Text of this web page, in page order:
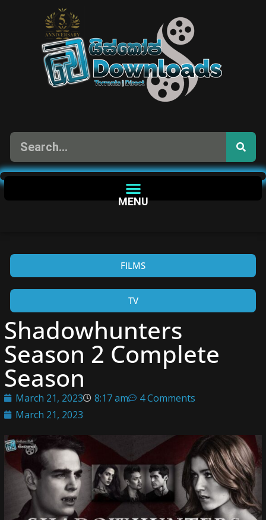
MENU
FILMS
TV
Shadowhunters
Season 2 Complete
Season
March 21, 2023 8:17 am
4 Comments
March 21, 2023